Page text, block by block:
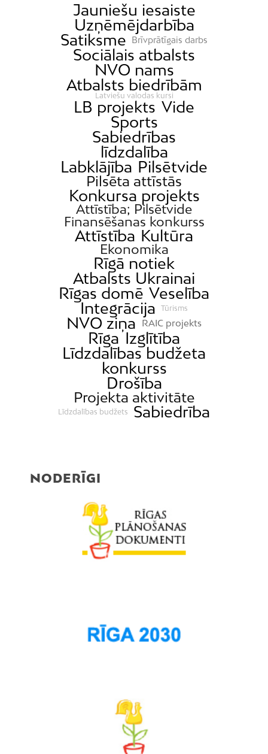
Jauniešu iesaiste
Uzņēmējdarbība
Satiksme
Brīvprātīgais darbs
Sociālais atbalsts
NVO nams
Atbalsts biedrībām
Latviešu valodas kursi
LB projekts Vide
Sports
Sabiedrības
līdzdalība
Labklājība Pilsētvide
Pilsēta attīstās
Konkursa projekts
Attīstība; Pilsētvide
Finansēšanas konkurss
Attīstība Kultūra
Ekonomika
Rīgā notiek
Atbalsts Ukrainai
Rīgas domē Veselība
Integrācija
Tūrisms
NVO ziņa RAIC projekts
Rīga Izglītība
Līdzdalības budžeta
konkurss
Drošība
Projekta aktivitāte
Līdzdalības budžets Sabiedrība
NODERĪGI